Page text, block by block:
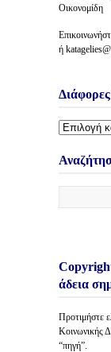
Οικονομίδη
ή
Διάφορες
Άρθρων
άδεια
Κοινωνικής
“πηγή”.